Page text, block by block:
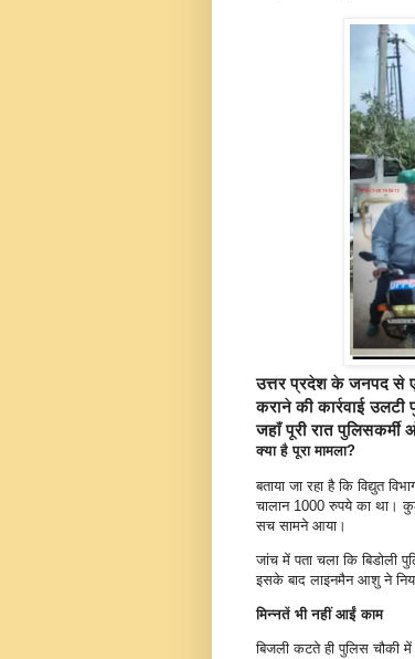
उत्तर प्रदेश केजनपद से
कराने की कार्रवाई उलटी
जहाँ पूरी रात
क्या है पूरा मामला?
बताया जा रहा है कि विद्युत
चालान 1000 रुपये का था।
सच सामने आया।
जांच में पता चला कि बिडोली
इसके बाद लाइनमैन आशु ने
मिन्नतें भी नहीं आईं काम
बिजली कटते ही पुलिस चौकी